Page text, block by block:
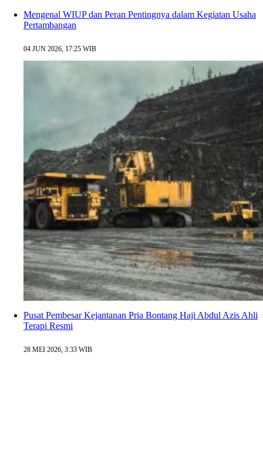
Mengenal WIUP dan Peran Pentingnya dalam Kegiatan Usaha
Pertambangan
04 JUN 2026, 17:25 WIB
Pusat Pembesar Kejantanan Pria Bontang Haji Abdul Azis Ahli
Terapi Resmi
28 MEI 2026, 3:33 WIB